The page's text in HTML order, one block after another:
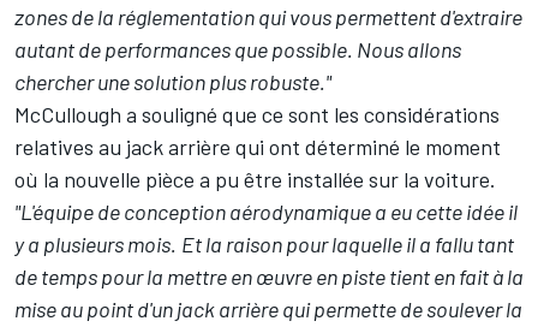
zones de la réglementation qui vous permettent d'extraire
autant de performances que possible. Nous allons
chercher une solution plus robuste."
McCullough a souligné que ce sont les considérations
relatives au jack arrière qui ont déterminé le moment
où la nouvelle pièce a pu être installée sur la voiture.
"L'équipe de conception aérodynamique a eu cette idée il
y a plusieurs mois. Et la raison pour laquelle il a fallu tant
de temps pour la mettre en œuvre en piste tient en fait à la
mise au point d'un jack arrière qui permette de soulever la